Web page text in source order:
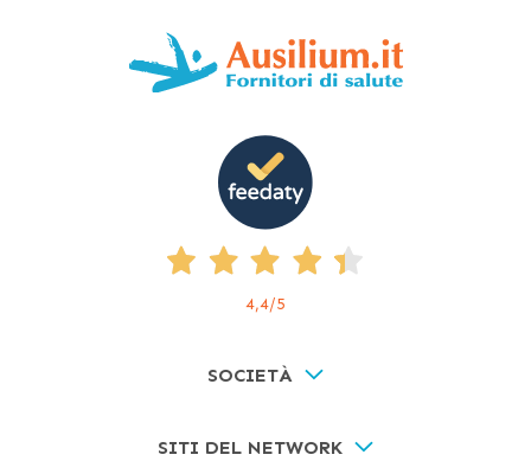
4,4/5
SOCIETÀ
SITI DEL NETWORK